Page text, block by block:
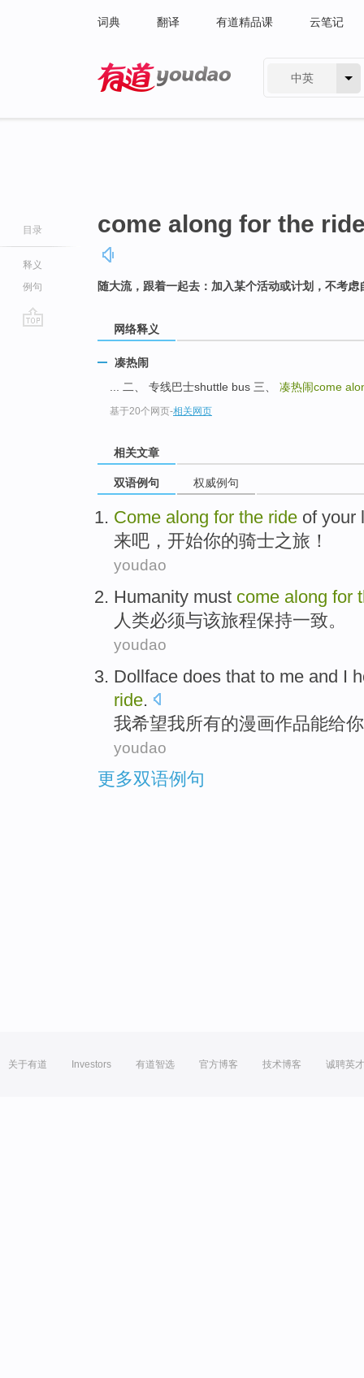
词典 翻译 有道精品课 云笔记
中英
目录
释义
例句
come along for the
随大流，跟着一起去：加入某个活动或计划，不考
网络释义
凑热闹
... 二、 专线巴士shuttle bus 三、 凑热闹come
基于20个网页-相关网页
相关文章
双语例句 权威例句
Come along for the ride of your
来吧 ，开始你的骑士之旅 ！
youdao
Humanity must come along for
人类必须与该旅程保持一致。
youdao
Dollface does that to me and I
ride.
我希望我所有的漫画作品能给你
youdao
更多双语例句
关于有道 Investors 有道智选 官方博客 技术博客 诚聘英才